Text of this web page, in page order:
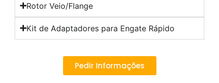
Rotor Veio/Flange
Kit de Adaptadores para Engate Rápido
Pedir Informações